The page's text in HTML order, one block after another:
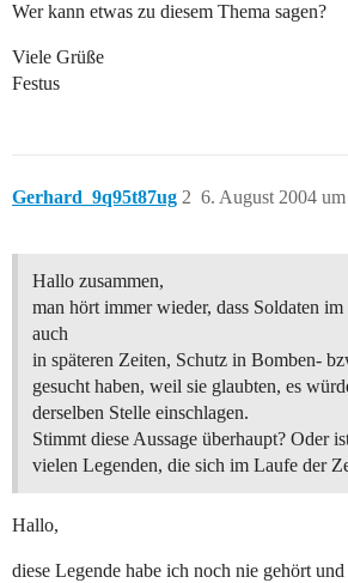
Wer kann etwas zu diesem Thema sagen?
Viele Grüße
Festus
Gerhard_9q95t87ug 6. August 2004
2
Hallo zusammen,
man hört immer wieder, dass Soldaten
auch
in späteren Zeiten, Schutz in Bomben-
gesucht haben, weil sie glaubten, es
derselben Stelle einschlagen.
Stimmt diese Aussage überhaupt? Oder
vielen Legenden, die sich im Laufe der
Hallo,
diese Legende habe ich noch nie gehört